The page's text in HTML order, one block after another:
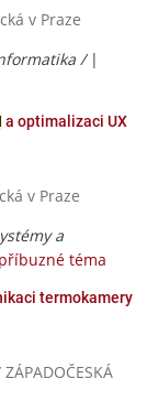
v Praze
/ |
a optimalizaci UX
v Praze
a
téma
termokamery